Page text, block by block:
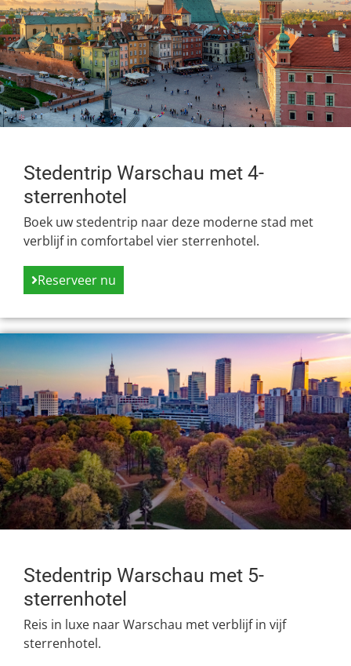
Stedentrip Warschau met 4-
sterrenhotel
Boek uw stedentrip naar deze moderne stad met
verblijf in comfortabel vier sterrenhotel.
Reserveer nu
Stedentrip Warschau met 5-
sterrenhotel
Reis in luxe naar Warschau met verblijf in vijf
sterrenhotel.